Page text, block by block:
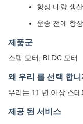
항상 대량 생
운송 전에 항
제품군
스텝 모터, BLDC 모터
왜 우리 를 선택 합
우리는 11 년 이상 스
제공 된 서비스